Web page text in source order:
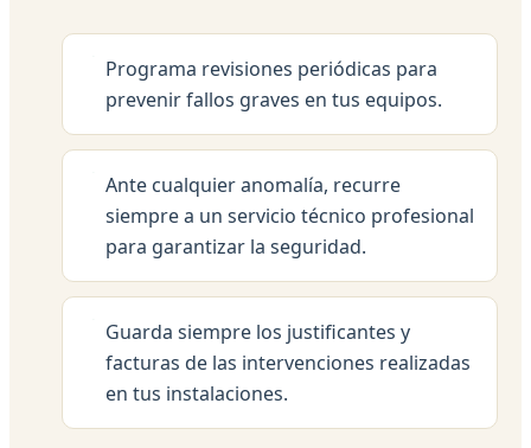
Programa revisiones periódicas para
prevenir fallos graves en tus equipos.
Ante cualquier anomalía, recurre
siempre a un servicio técnico profesional
para garantizar la seguridad.
Guarda siempre los justificantes y
facturas de las intervenciones realizadas
en tus instalaciones.